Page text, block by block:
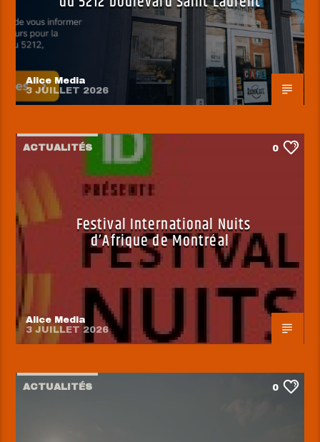
Alice Media
3 JUILLET 2026
ACTUALITÉS 0
Festival International Nuits
d’Afrique de Montréal
Alice Media
3 JUILLET 2026
ACTUALITÉS 0